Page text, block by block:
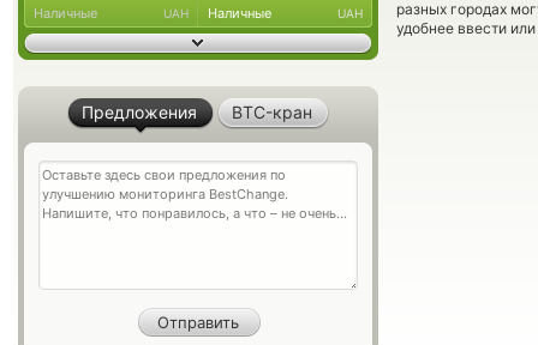
разных городах
удобнее ввести
Наличные UAH Наличные UAH
Предложения BTC-кран